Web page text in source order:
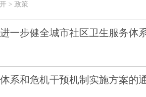
> 政策
一步健全城市社区卫生服务体
系和危机干预机制实施方案的